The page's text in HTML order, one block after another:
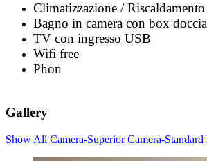
Climatizzazione /
Bagno in camera con box doccia
TV con ingresso USB
Wifi free
Phon
Gallery
Show All Camera-Superior Camera-Standard